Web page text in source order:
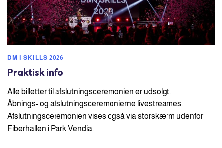
DM I SKILLS 2026
Praktisk info
Alle billetter til afslutningsceremonien er udsolgt.
Åbnings- og afslutningsceremonierne livestreames.
Afslutningsceremonien vises også via storskærm udenfor
Fiberhallen i Park Vendia.